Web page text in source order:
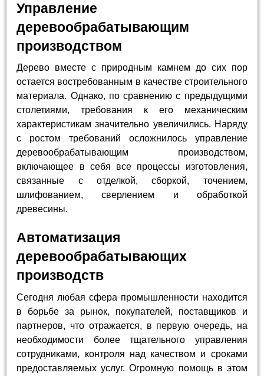
Управление
деревообрабатывающим
производством
Дерево вместе с природным камнем до сих пор
остается востребованным в качестве строительного
материала. Однако, по сравнению с предыдущими
столетиями, требования к его механическим
характеристикам значительно увеличились. Наряду
с ростом требований осложнилось управление
деревообрабатывающим производством,
включающее в себя все процессы изготовления,
связанные с отделкой, сборкой, точением,
шлифованием, сверлением и обработкой
древесины.
Автоматизация
деревообрабатывающих
производств
Сегодня любая сфера промышленности находится
в борьбе за рынок, покупателей, поставщиков и
партнеров, что отражается, в первую очередь, на
необходимости более тщательного управления
сотрудниками, контроля над качеством и сроками
предоставляемых услуг. Огромную помощь в этом